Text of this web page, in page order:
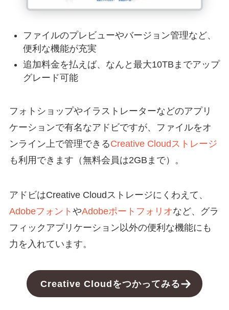
ファイルのプレビューやバージョン管理など、
便利な機能が充実
追加料金を払えば、なんと最大10TBまでアップ
グレード可能
フォトショップやイラストレーターなどのアプリ
ケーションで有名なアドビですが、ファイルをオ
ンライン上で管理できるCreative Cloudストレージ
も利用できます（無料会員は2GBまで）。
アドビはCreative Cloudストレージにくわえて、
Adobeフォント やAdobeポートフォリオなど、グラ
フィックアプリケーション以外の便利な機能にも
力を入れています。
Creative Cloudをつかってみる